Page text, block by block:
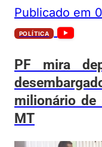
Publicado em
POLÍTICA
PF mira
milionário de
MT